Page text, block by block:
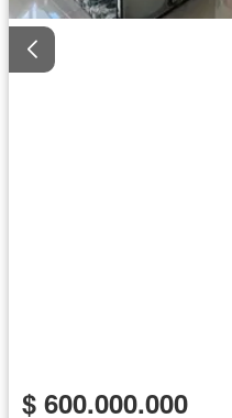
$ 600.000.000